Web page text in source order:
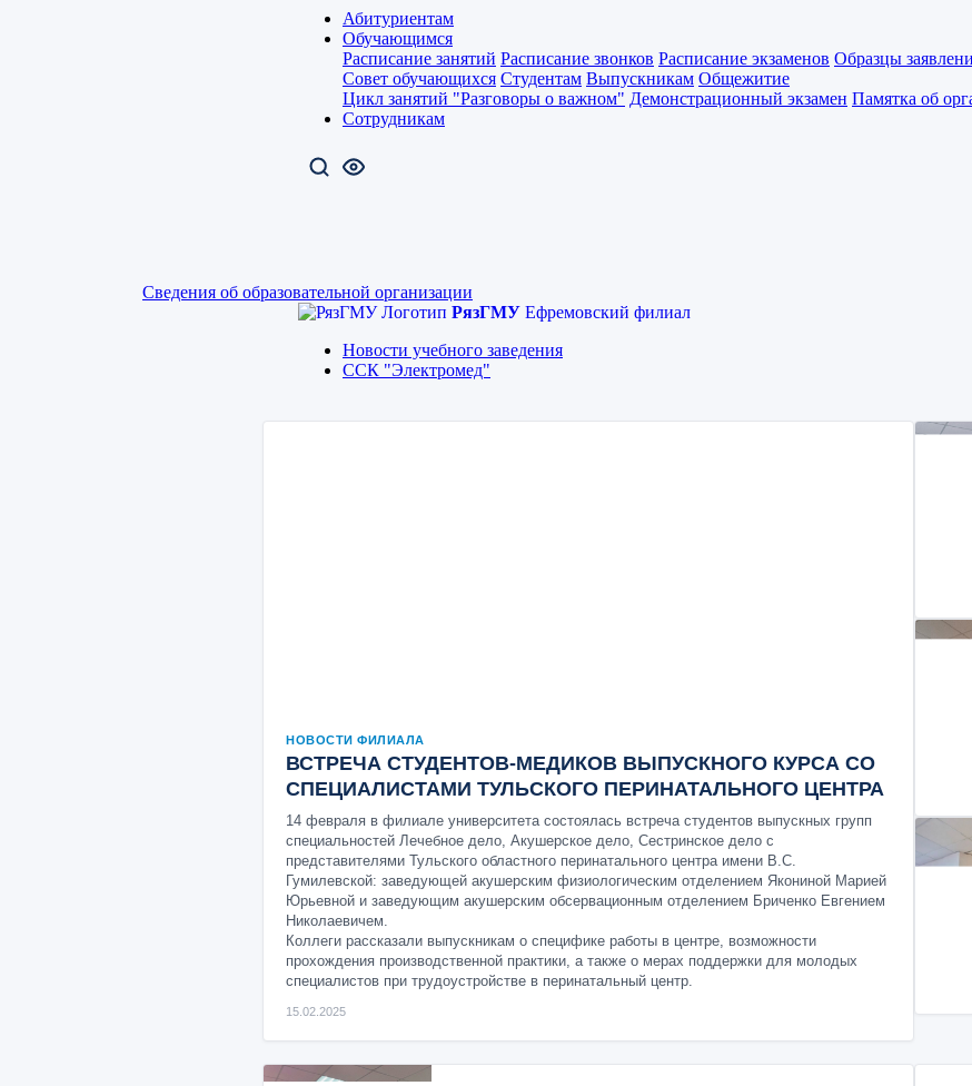
Абитуриентам
Обучающимся
Расписание занятий Расписание звонков Расписание экзаменов Образцы
Совет обучающихся Студентам Выпускникам Общежитие
Цикл занятий "Разговоры о важном" Демонстрационный экзамен Памятка об
Сотрудникам
Сведения об образовательной организации
РязГМУ Ефремовский филиал
Новости учебного заведения
ССК "Электромед"
НОВОСТИ ФИЛИАЛА
ВСТРЕЧА СТУДЕНТОВ-МЕДИКОВ ВЫПУСКНОГО КУРСА СО
СПЕЦИАЛИСТАМИ ТУЛЬСКОГО ПЕРИНАТАЛЬНОГО ЦЕНТРА
14 февраля в филиале университета состоялась встреча студентов выпускных групп
специальностей Лечебное дело, Акушерское дело, Сестринское дело с
представителями Тульского областного перинатального центра имени В.С.
Гумилевской: заведующей акушерским физиологическим отделением Якониной Марией
Юрьевной и заведующим акушерским обсервационным отделением Бриченко Евгением
Николаевичем.
Коллеги рассказали выпускникам о специфике работы в центре, возможности
прохождения производственной практики, а также о мерах поддержки для молодых
специалистов при трудоустройстве в перинатальный центр.
15.02.2025